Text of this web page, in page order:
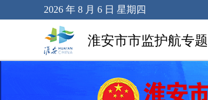
2026 年 8 月 6 日 星期四
淮安市市监护航专题